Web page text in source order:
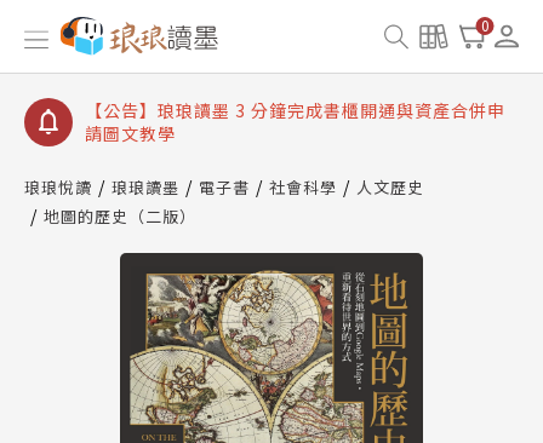
0
【公告】琅琅讀墨數位閱讀資產合併與書櫃開通申請
【公告】琅琅讀墨書櫃開通常見問題
【公告】琅琅讀墨 3 分鐘完成書櫃開通與資產合併申
請圖文教學
查詢
【公告】琅琅讀墨數位閱讀資產合併與書櫃開通申請
琅琅悅讀 琅琅讀墨 電子書 社會科學
人文歷史
地圖的歷史（二版）